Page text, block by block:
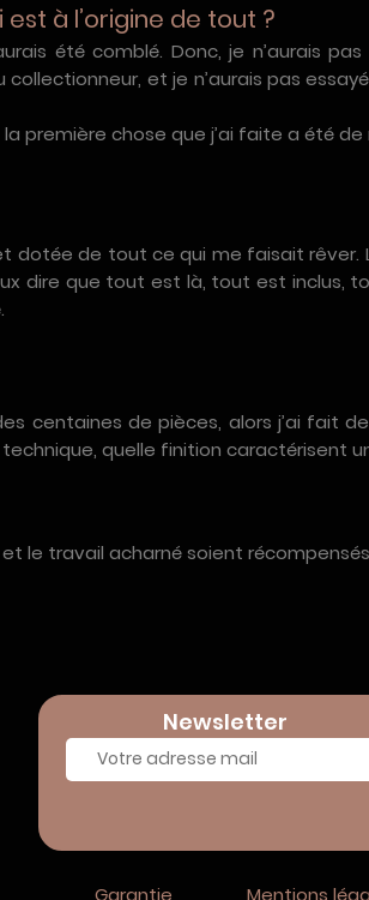
à l’origine de tout ?
été comblé. Donc, je n’aurais
et je n’aurais pas
première chose que j’ai faite a été
dotée de tout ce qui me faisait rêver.
dire que tout est là, tout est inclus,
centaines de pièces, alors j’ai fait
quelle finition caractérisent
le travail acharné soient
Newsletter
Garantie Mentions